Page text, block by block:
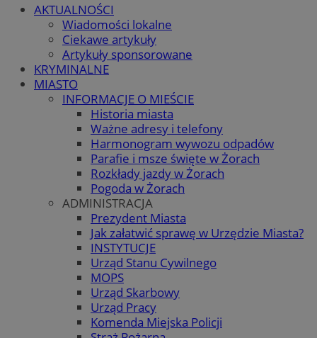
AKTUALNOŚCI
Wiadomości lokalne
Ciekawe artykuły
Artykuły sponsorowane
KRYMINALNE
MIASTO
INFORMACJE O MIEŚCIE
Historia miasta
Ważne adresy i telefony
Harmonogram wywozu odpadów
Parafie i msze święte w Żorach
Rozkłady jazdy w Żorach
Pogoda w Żorach
ADMINISTRACJA
Prezydent Miasta
Jak załatwić sprawę w Urzędzie Miasta?
INSTYTUCJE
Urząd Stanu Cywilnego
MOPS
Urząd Skarbowy
Urząd Pracy
Komenda Miejska Policji